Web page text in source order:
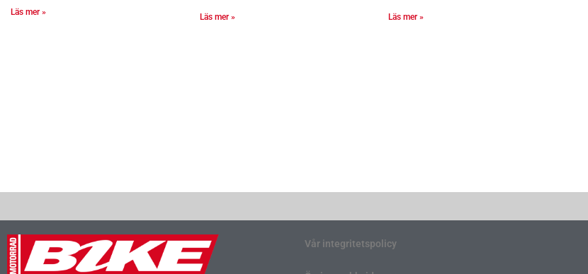
Läs mer » Läs mer » Läs mer »
Vår integritetspolicy